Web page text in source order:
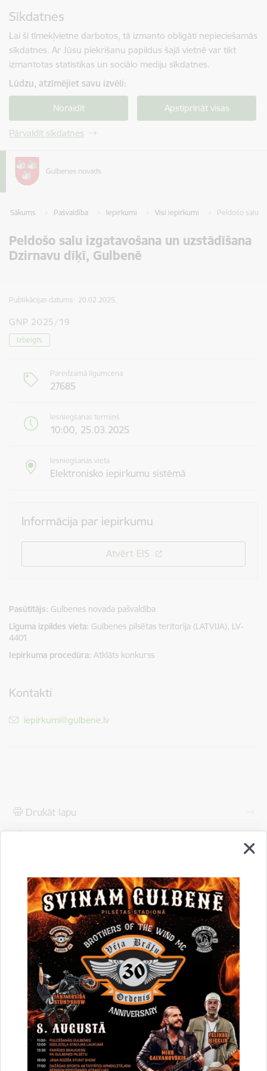
Sīkdatnes
Lai šī tīmekļvietne darbotos, tā izmanto obligāti nepieciešamās
sīkdatnes. Ar Jūsu piekrišanu papildus šajā vietnē var tikt
izmantotas statistikas un sociālo mediju sīkdatnes.
Lūdzu, atzīmējiet savu izvēli:
Noraidīt Apstiprināt visas
Pārvaldīt sīkdatnes
Sākums Pašvaldība Iepirkumi Visi iepirkumi Peldošo salu
Peldošo salu izgatavošana un uzstādīšana
Dzirnavu dīķī, Gulbenē
Publikācijas datums: 20.02.2025.
GNP 2025/19
Izbeigts
Paredzamā līgumcena
27685
Iesniegšanas termiņš
10:00, 25.03.2025
Iesniegšanas vieta
Elektronisko iepirkumu sistēmā
Informācija par iepirkumu
Atvērt EIS
Pasūtītājs Gulbenes novada pašvaldība
Līguma izpildes vieta Gulbenes pilsētas teritorija (LATVIJA), LV-
4401
Iepirkuma procedūra Atklāts konkurss
Kontakti
E-pasts:
iepirkumi@gulbene.lv
Drukāt lapu
Dalīties
Vai šī informācija bija noderīga?